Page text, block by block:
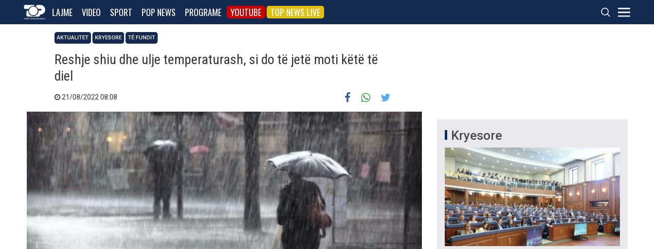
LAJME VIDEO SPORT POP NEWS PROGRAME YOUTUBE TOP NEWS LIVE
AKTUALITET KRYESORE TË FUNDIT
Reshje shiu dhe ulje temperaturash, si do të jetë moti këtë të
diel
21/08/2022 08:08
Kryesore